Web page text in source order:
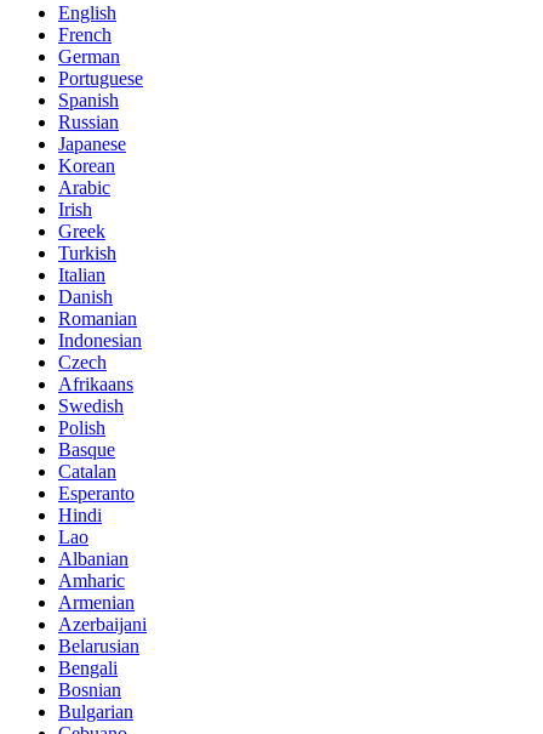
English
French
German
Portuguese
Spanish
Russian
Japanese
Korean
Arabic
Irish
Greek
Turkish
Italian
Danish
Romanian
Indonesian
Czech
Afrikaans
Swedish
Polish
Basque
Catalan
Esperanto
Hindi
Lao
Albanian
Amharic
Armenian
Azerbaijani
Belarusian
Bengali
Bosnian
Bulgarian